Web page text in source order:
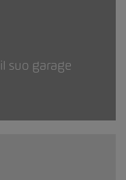
suo garage